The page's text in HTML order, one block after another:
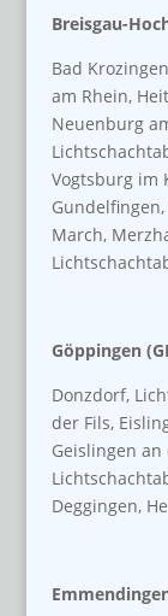
Breisgau-
Bad
am Rhein,
Neuenburg
Vogtsburg im
March,
Göppingen
Donzdorf,
der Fils,
Geislingen an
Deggingen,